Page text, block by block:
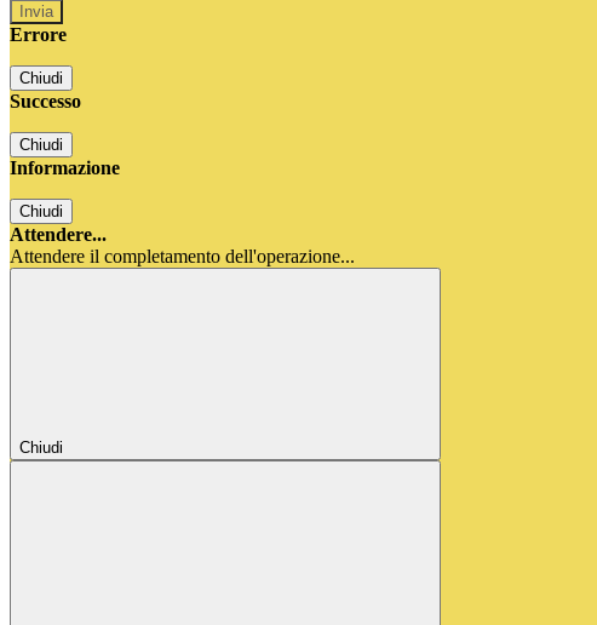
Errore
Chiudi
Successo
Chiudi
Informazione
Chiudi
Attendere...
Attendere il completamento dell'operazione...
Chiudi